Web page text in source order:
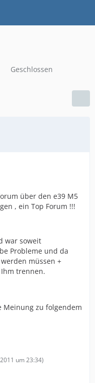
Geschlossen
über den e39 M5
, ein Top Forum !!!
war soweit
Probleme und da
müssen +
trennen.
Meinung zu folgendem
um 23:34)